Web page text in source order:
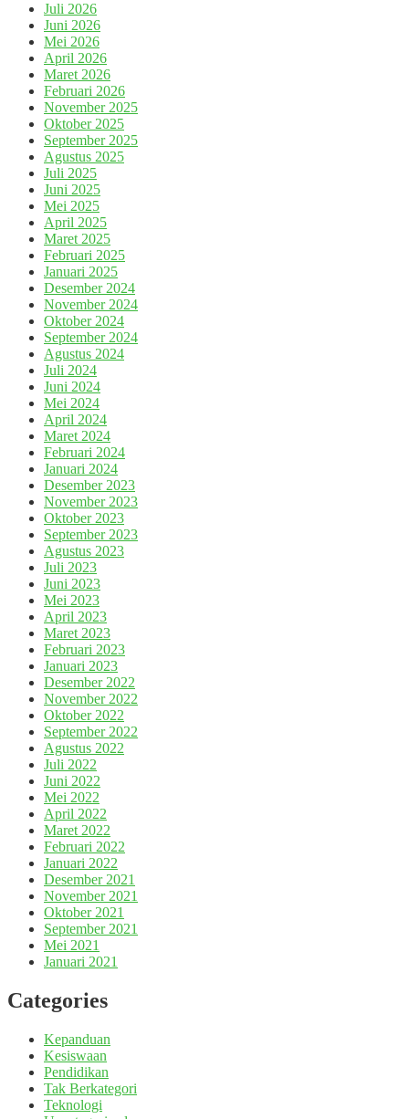
Juli 2026
Juni 2026
Mei 2026
April 2026
Maret 2026
Februari 2026
November 2025
Oktober 2025
September 2025
Agustus 2025
Juli 2025
Juni 2025
Mei 2025
April 2025
Maret 2025
Februari 2025
Januari 2025
Desember 2024
November 2024
Oktober 2024
September 2024
Agustus 2024
Juli 2024
Juni 2024
Mei 2024
April 2024
Maret 2024
Februari 2024
Januari 2024
Desember 2023
November 2023
Oktober 2023
September 2023
Agustus 2023
Juli 2023
Juni 2023
Mei 2023
April 2023
Maret 2023
Februari 2023
Januari 2023
Desember 2022
November 2022
Oktober 2022
September 2022
Agustus 2022
Juli 2022
Juni 2022
Mei 2022
April 2022
Maret 2022
Februari 2022
Januari 2022
Desember 2021
November 2021
Oktober 2021
September 2021
Mei 2021
Januari 2021
Categories
Kepanduan
Kesiswaan
Pendidikan
Tak Berkategori
Teknologi